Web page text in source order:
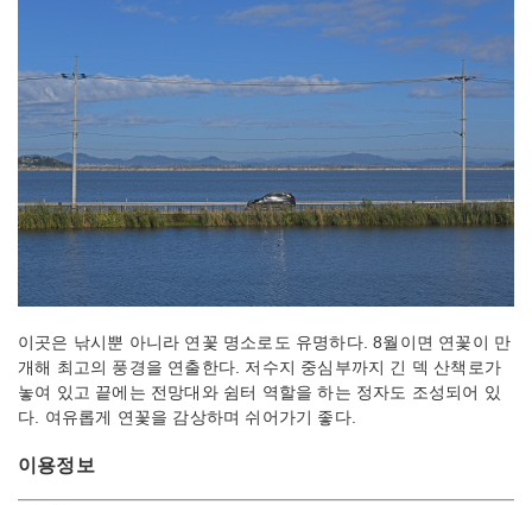
이곳은 낚시뿐 아니라 연꽃 명소로도 유명하다. 8월이면 연꽃이 만
개해 최고의 풍경을 연출한다. 저수지 중심부까지 긴 덱 산책로가
놓여 있고 끝에는 전망대와 쉼터 역할을 하는 정자도 조성되어 있
다. 여유롭게 연꽃을 감상하며 쉬어가기 좋다.
이용정보